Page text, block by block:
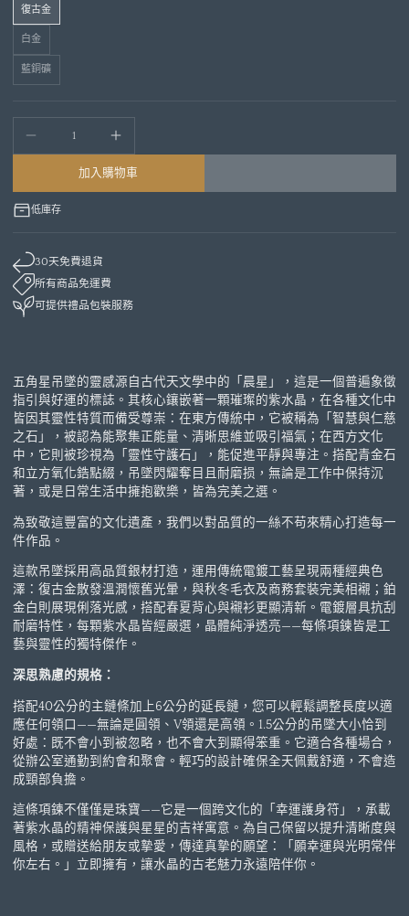
復古金
白金
藍銅礦
加入購物車
低庫存
30天免費退貨
所有商品免運費
可提供禮品包裝服務
五角星吊墜的靈感源自古代天文學中的「晨星」，這是一個普遍象徵
指引與好運的標誌。其核心鑲嵌著一顆璀璨的紫水晶，在各種文化中
皆因其靈性特質而備受尊崇：在東方傳統中，它被稱為「智慧與仁慈
之石」，被認為能聚集正能量、清晰思維並吸引福氣；在西方文化
中，它則被珍視為「靈性守護石」，能促進平靜與專注。搭配青金石
和立方氧化鋯點綴，吊墜閃耀奪目且耐磨损，無論是工作中保持沉
著，或是日常生活中擁抱歡樂，皆為完美之選。
為致敬這豐富的文化遺產，我們以對品質的一絲不苟來精心打造每一
件作品。
這款吊墜採用高品質銀材打造，運用傳統電鍍工藝呈現兩種經典色
澤：復古金散發溫潤懷舊光暈，與秋冬毛衣及商務套裝完美相襯；鉑
金白則展現俐落光感，搭配春夏背心與襯衫更顯清新。電鍍層具抗刮
耐磨特性，每顆紫水晶皆經嚴選，晶體純淨透亮——每條項鍊皆是工
藝與靈性的獨特傑作。
深思熟慮的規格：
搭配40公分的主鏈條加上6公分的延長鏈，您可以輕鬆調整長度以適
應任何領口——無論是圓領、V領還是高領。1.5公分的吊墜大小恰到
好處：既不會小到被忽略，也不會大到顯得笨重。它適合各種場合，
從辦公室通勤到約會和聚會。輕巧的設計確保全天佩戴舒適，不會造
成頸部負擔。
這條項鍊不僅僅是珠寶——它是一個跨文化的「幸運護身符」，承載
著紫水晶的精神保護與星星的吉祥寓意。為自己保留以提升清晰度與
風格，或贈送給朋友或摯愛，傳達真摯的願望：「願幸運與光明常伴
你左右。」立即擁有，讓水晶的古老魅力永遠陪伴你。